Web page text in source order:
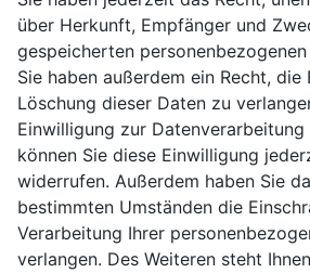
über Herkunft, Empfänger und
gespeicherten
Sie haben außerdem ein Recht,
Löschung dieser Daten zu
Einwilligung zur
können Sie diese Einwilligung
widerrufen. Außerdem haben Sie
bestimmten Umständen die
Verarbeitung Ihrer
verlangen. Des Weiteren steht